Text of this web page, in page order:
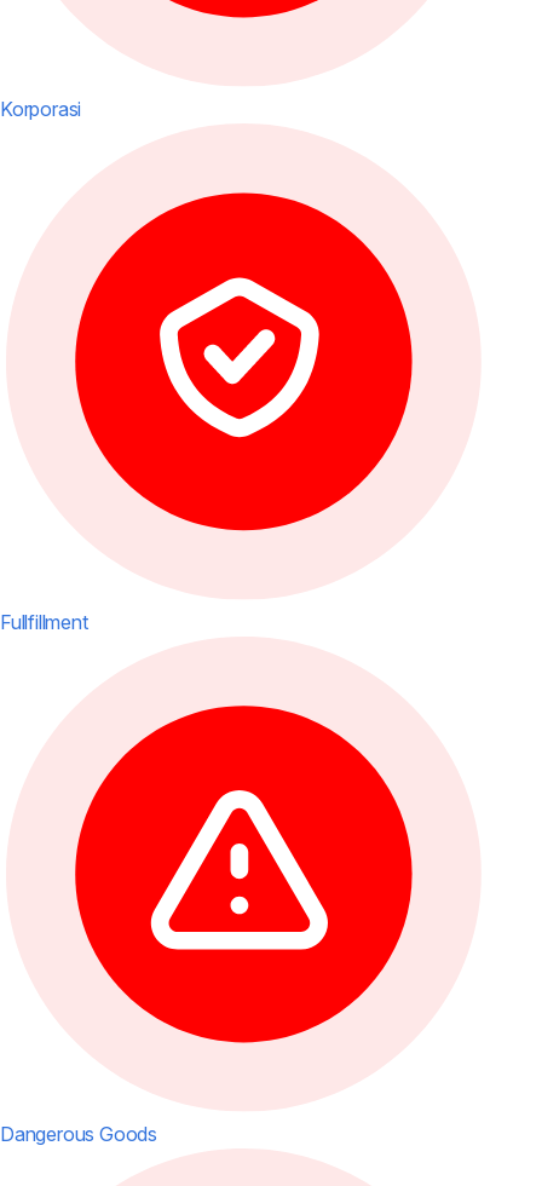
Korporasi
Fullfillment
Dangerous Goods